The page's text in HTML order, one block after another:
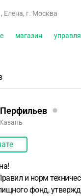
имущества
защитные
дома, по
, Елена, г. Москва
магазин
и норм
фонд,